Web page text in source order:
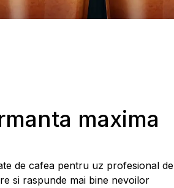
maxima
de cafea pentru uz profesional de
si raspunde mai bine nevoilor